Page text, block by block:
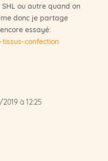
ou autre quand on
donc je partage
essayé:
confection
à 12:25